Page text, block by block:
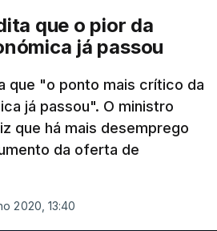
que o pior da
já passou
que "o ponto mais crítico da
já passou". O ministro
que há mais desemprego
da oferta de
2020, 13:40